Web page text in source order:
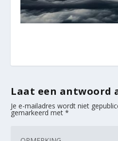
Laat een antwoord
Je e-mailadres wordt niet
gemarkeerd met*